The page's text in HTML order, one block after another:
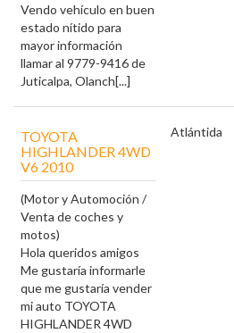
Vendo vehículo en buen
estado nítido para
mayor información
llamar al 9779-9416 de
Juticalpa, Olanch[...]
TOYOTA
HIGHLANDER 4WD
V6 2010
(Motor y Automoción /
Venta de coches y
motos)
Hola queridos amigos
Me gustaría informarle
que me gustaría vender
mi auto TOYOTA
HIGHLANDER 4WD
Atlántida